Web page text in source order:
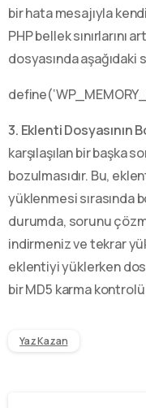
bir hata mesajıyla
PHP bellek sınırlarını
dosyasında aşağıdaki
3. Eklenti Dosyasının
karşılaşılan bir başka
bozulmasıdır. Bu,
yüklenmesi sırasında
durumda, sorunu
indirmeniz ve tekrar
eklentiyi yüklerken
bir MD5 karma
Yaz Kazan